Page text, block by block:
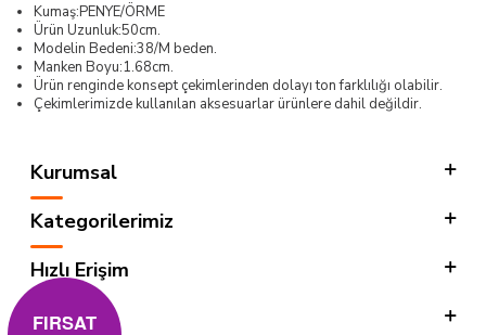
Kumaş:PENYE/ÖRME
Ürün Uzunluk:50cm.
Modelin Bedeni:38/M beden.
Manken Boyu:1.68cm.
Ürün renginde konsept çekimlerinden dolayı ton farklılığı olabilir.
Çekimlerimizde kullanılan aksesuarlar ürünlere dahil değildir.
Kurumsal
Kategorilerimiz
Hızlı Erişim
Sosyal
FIRSAT